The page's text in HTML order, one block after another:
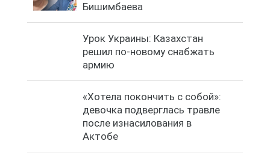
Бишимбаева
Урок Украины: Казахстан
решил по-новому снабжать
армию
«Хотела покончить с собой»:
девочка подверглась травле
после изнасилования в
Актобе